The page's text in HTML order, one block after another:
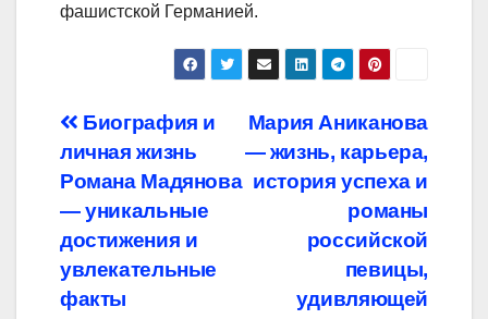
фашистской Германией.
Навигация
по
записям
Мария Аниканова
— жизнь, карьера,
история успеха и
романы
российской
певицы,
удивляющей
Биография и
личная жизнь
Романа Мадянова
— уникальные
достижения и
увлекательные
факты